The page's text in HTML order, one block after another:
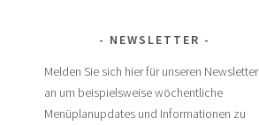
NEWSLETTER
Melden Sie sich hier für unseren Newsletter
an um beispielsweise wöchentliche
Menüplanupdates und Informationen zu